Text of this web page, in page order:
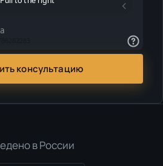
консультацию
в России